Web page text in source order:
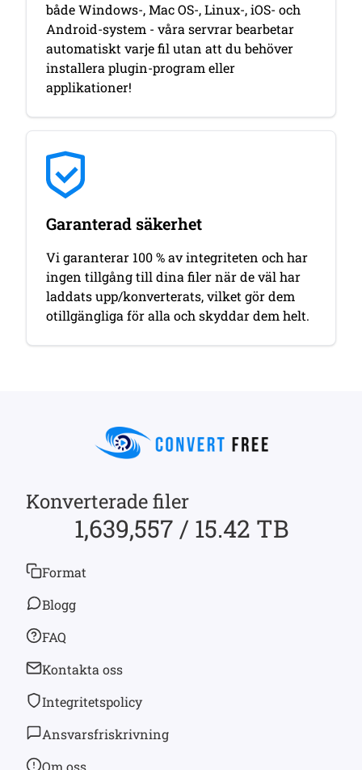
både Windows-, Mac OS-, Linux-, iOS- och
Android-system - våra servrar bearbetar
automatiskt varje fil utan att du behöver
installera plugin-program eller
applikationer!
Garanterad säkerhet
Vi garanterar 100 % av integriteten och har
ingen tillgång till dina filer när de väl har
laddats upp/konverterats, vilket gör dem
otillgängliga för alla och skyddar dem helt.
Konverterade filer
1,639,557 / 15.42 TB
Format
Blogg
FAQ
Kontakta oss
Integritetspolicy
Ansvarsfriskrivning
Om oss